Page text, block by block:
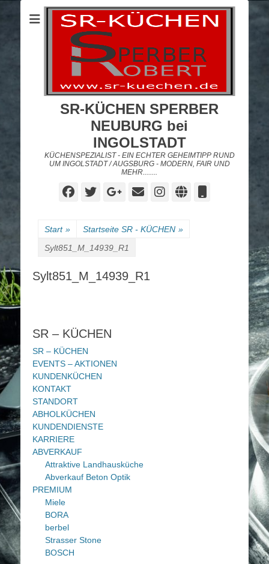
SR-KÜCHEN SPERBER
NEUBURG bei
INGOLSTADT
KÜCHENSPEZIALIST - EIN ECHTER GEHEIMTIPP RUND
UM INGOLSTADT / AUGSBURG - MODERN, FAIR UND
MEHR........
Facebook
Twitter
Googleplus
E-
Instagram
Website
Start » Startseite SR - KÜCHEN »
Sylt851_M_14939_R1
Sylt851_M_14939_R1
SR – KÜCHEN
SR – KÜCHEN
EVENTS – AKTIONEN
KUNDENKÜCHEN
KONTAKT
STANDORT
ABHOLKÜCHEN
KUNDENDIENSTE
KARRIERE
ABVERKAUF
Attraktive Landhausküche
Abverkauf Beton Optik
PREMIUM
Miele
BORA
berbel
Strasser Stone
BOSCH